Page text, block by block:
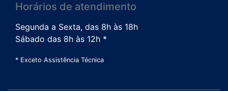
Horários de atendimento
Segunda a Sexta, das 8h às 18h
Sábado das 8h às 12h *
* Exceto Assistência Técnica